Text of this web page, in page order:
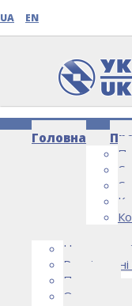
UA EN
Головна
Напрямки
Партнери
Органи
НОВИНИ